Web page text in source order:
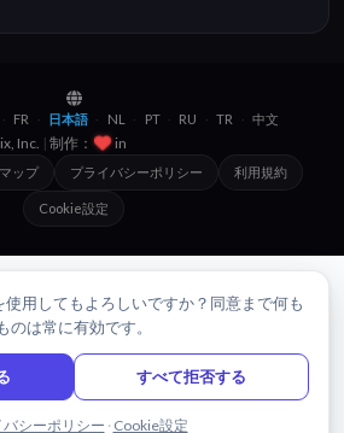
· FR · 日本語 · NL · PT · RU · TR · 中文
Inc. | 制作： in
ップ プライバシーポリシー 利用規約
Cookie設定
チャットで問い合わせる
用してもよろしいですか？同意まで何も
は常に有効です。
すべて拒否する
バシーポリシー · Cookie設定